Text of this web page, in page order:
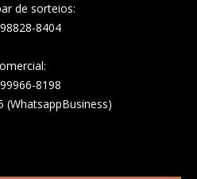
de sorteios:
8404
8198
(WhatsappBusiness)